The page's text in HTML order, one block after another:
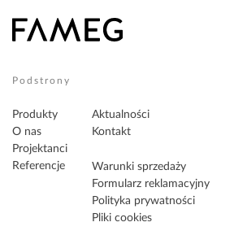
Podstrony
Produkty
O nas
Projektanci
Referencje
Aktualności
Kontakt
Warunki sprzedaży
Formularz reklamacyjny
Polityka prywatności
Pliki cookies